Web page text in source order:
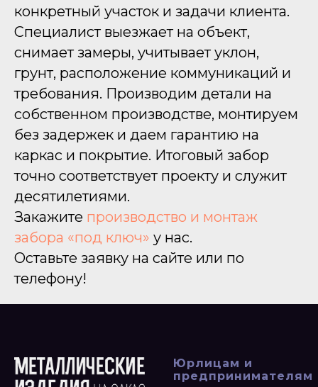
конкретный участок и задачи клиента.
Специалист выезжает на объект,
снимает замеры, учитывает уклон,
грунт, расположение коммуникаций и
требования. Производим детали на
собственном производстве, монтируем
без задержек и даем гарантию на
каркас и покрытие. Итоговый забор
точно соответствует проекту и служит
десятилетиями.
Закажите производство и монтаж
забора «под ключ» у нас.
Оставьте заявку на сайте или по
телефону!
Юрлицам и
предпринимателям